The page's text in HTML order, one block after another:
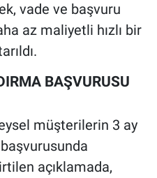
vade ve başvuru
az maliyetli hızlı bir
BAŞVURUSU
müşterilerin 3 ay
açıklamada,